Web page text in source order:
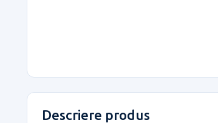
Descriere produs